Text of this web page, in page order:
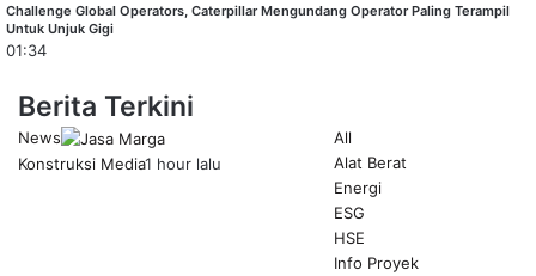
Challenge Global Operators, Caterpillar Mengundang Operator Paling Terampil
Untuk Unjuk Gigi
01:34
Berita Terkini
All
Alat Berat
Energi
ESG
HSE
Info Proyek
News
Konstruksi Media1 hour lalu